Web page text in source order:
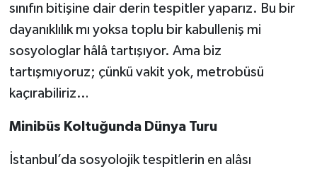
sınıfın bitişine dair derin tespitler yaparız. Bu bir
dayanıklılık mı yoksa toplu bir kabulleniş mi
sosyologlar hâlâ tartışıyor. Ama biz
tartışmıyoruz; çünkü vakit yok, metrobüsü
kaçırabiliriz…
Minibüs Koltuğunda Dünya Turu
İstanbul’da sosyolojik tespitlerin en alâsı